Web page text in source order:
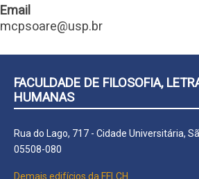
Email
mcpsoare@usp.br
FACULDADE DE FILOSOFIA,
HUMANAS
Rua do Lago, 717 - Cidade Universitária,
05508-080
Demais edifícios da FFLCH